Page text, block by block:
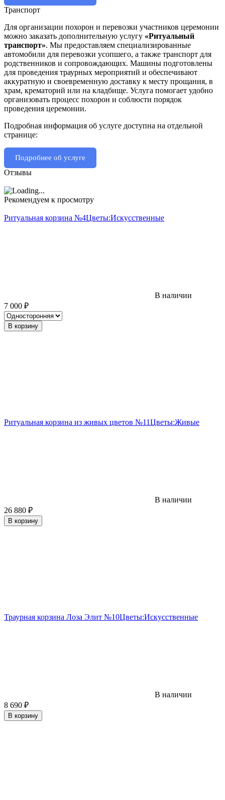
Транспорт
Для организации похорон и перевозки участников церемонии
можно заказать дополнительную услугу «Ритуальный
транспорт». Мы предоставляем специализированные
автомобили для перевозки усопшего, а также транспорт для
родственников и сопровождающих. Машины подготовлены
для проведения траурных мероприятий и обеспечивают
аккуратную и своевременную доставку к месту прощания, в
храм, крематорий или на кладбище. Услуга помогает удобно
организовать процесс похорон и соблюсти порядок
проведения церемонии.
Подробная информация об услуге доступна на отдельной
странице:
Подробнее об услуге
Отзывы
Рекомендуем к просмотру
Ритуальная корзина №4Цветы:Искусственные
В наличии
7 000 ₽
В корзину
Ритуальная корзина из живых цветов №11Цветы:Живые
В наличии
26 880 ₽
В корзину
Траурная корзина Лоза Элит №10Цветы:Искусственные
В наличии
8 690 ₽
В корзину